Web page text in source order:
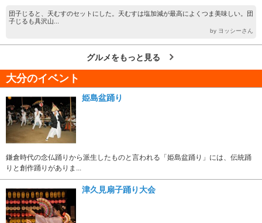
団子じると、天むすのセットにした。天むすは塩加減が最高によくつま美味しい。団
子じるも具沢山...
by ヨッシーさん
グルメをもっと見る
大分のイベント
姫島盆踊り
鎌倉時代の念仏踊りから派生したものと言われる「姫島盆踊り」には、伝統踊
りと創作踊りがありま...
津久見扇子踊り大会